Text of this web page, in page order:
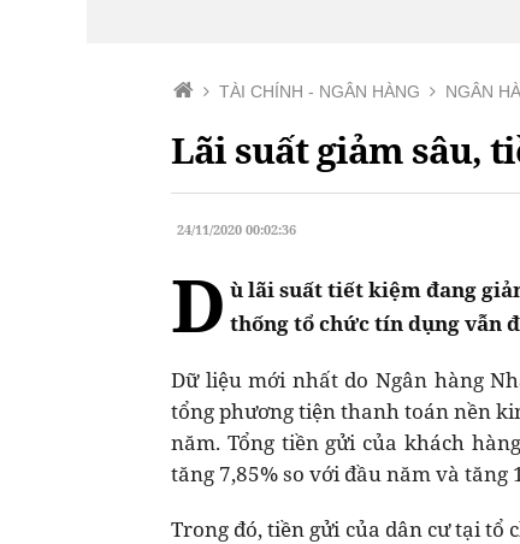
TÀI CHÍNH - NGÂN HÀNG NGÂN
Lãi suất giảm sâu,
24/11/2020 00:02:36
D ù lãi suất tiết kiệm đang
thống tổ chức tín dụng vẫn
Dữ liệu mới nhất do Ngân hàng
tổng phương tiện thanh toán nền
năm. Tổng tiền gửi của khách
tăng 7,85% so với đầu năm và tăng
Trong đó, tiền gửi của dân cư tại tổ